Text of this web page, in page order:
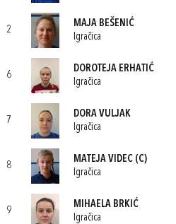
2
MAJA BEŠENIĆ
Igračica
6
DOROTEJA ERHATIĆ
Igračica
7
DORA VULJAK
Igračica
8
MATEJA VIDEC (C)
Igračica
9
MIHAELA BRKIĆ
Igračica